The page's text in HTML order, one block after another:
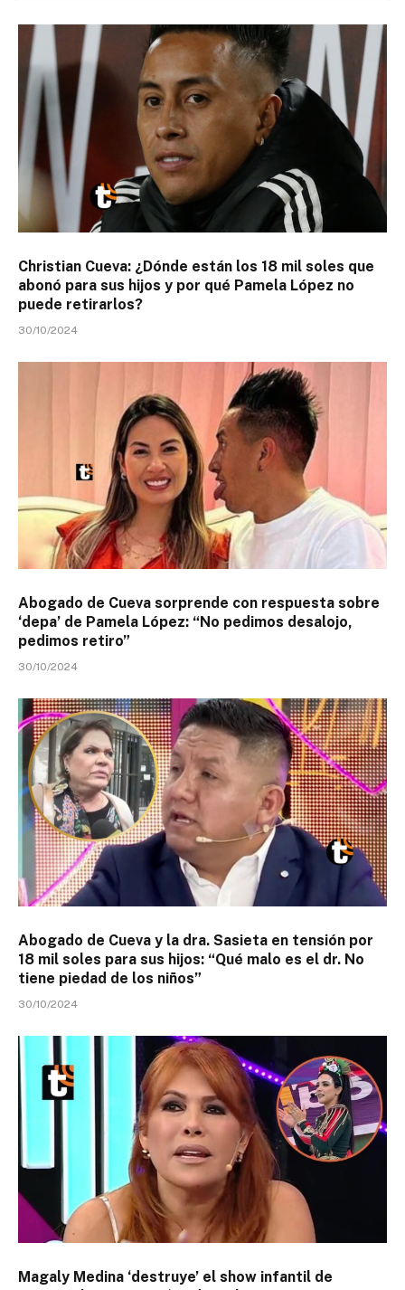
Christian Cueva: ¿Dónde están los 18 mil soles que
abonó para sus hijos y por qué Pamela López no
puede retirarlos?
30/10/2024
Abogado de Cueva sorprende con respuesta sobre
‘depa’ de Pamela López: “No pedimos desalojo,
pedimos retiro”
30/10/2024
Abogado de Cueva y la dra. Sasieta en tensión por
18 mil soles para sus hijos: “Qué malo es el dr. No
tiene piedad de los niños”
30/10/2024
Magaly Medina ‘destruye’ el show infantil de